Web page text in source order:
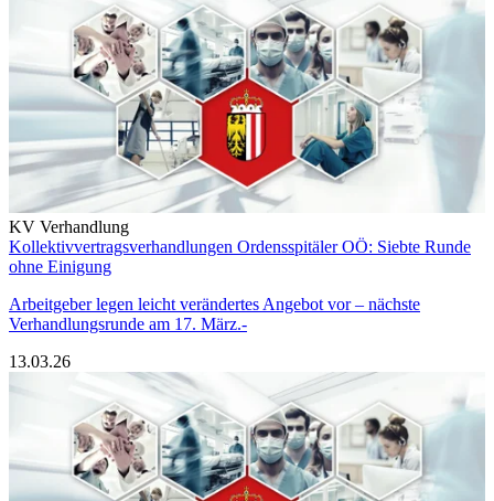
KV Verhandlung
Kollektivvertragsverhandlungen Ordensspitäler OÖ: Siebte Runde
ohne Einigung
Arbeitgeber legen leicht verändertes Angebot vor – nächste
Verhandlungsrunde am 17. März.-
13.03.26